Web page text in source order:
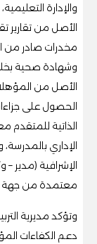
والإدارة
الأصل من تقارير
مخدرات صادر من
وشهادة صحية
الأصل من
الحصول على
الذاتية للمتقدم
الإداري
الإشرافية (مدير –
معتمدة من جهة
وتؤكد مديرية
دعم الكفاءات